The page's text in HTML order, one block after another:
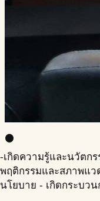
circle
-เกิดความรู้และนวัตก
พฤติกรรมและสภาพแว
นโยบาย - เกิดกระบว